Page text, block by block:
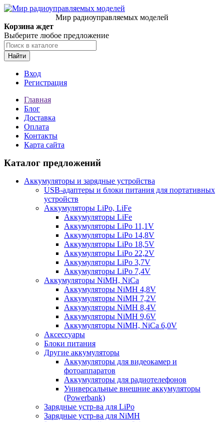
Мир радиоуправляемых моделей
Корзина ждет
Выберите любое предложение
Найти
Вход
Регистрация
Главная
Блог
Доставка
Оплата
Контакты
Карта сайта
Каталог предложений
Аккумуляторы и зарядные устройства
USB-адаптеры и блоки питания для портативных
устройств
Аккумуляторы LiPo, LiFe
Аккумуляторы LiFe
Аккумуляторы LiPo 11,1V
Аккумуляторы LiPo 14,8V
Аккумуляторы LiPo 18,5V
Аккумуляторы LiPo 22,2V
Аккумуляторы LiPo 3,7V
Аккумуляторы LiPo 7,4V
Аккумуляторы NiMH, NiCa
Аккумуляторы NiMH 4,8V
Аккумуляторы NiMH 7,2V
Аккумуляторы NiMH 8,4V
Аккумуляторы NiMH 9,6V
Аккумуляторы NiMH, NiCa 6,0V
Аксессуары
Блоки питания
Другие аккумуляторы
Аккумуляторы для видеокамер и
фотоаппаратов
Аккумуляторы для радиотелефонов
Универсальные внешние аккумуляторы
(Powerbank)
Зарядные устр-ва для LiPo
Зарядные устр-ва для NiMH